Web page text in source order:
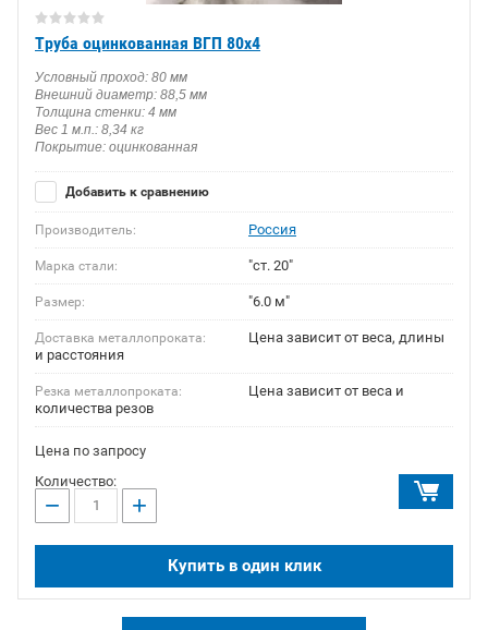
Труба оцинкованная ВГП 80х4
Условный проход: 80 мм
Внешний диаметр: 88,5 мм
Толщина стенки: 4 мм
Вес 1 м.п.: 8,34 кг
Покрытие: оцинкованная
Добавить к сравнению
Производитель: Россия
Марка стали: "ст. 20"
Размер: "6.0 м"
Доставка металлопроката:
Цена зависит от веса, длины
и расстояния
Резка металлопроката:
Цена зависит от веса и
количества резов
Цена по запросу
Количество:
− +
Купить в один клик